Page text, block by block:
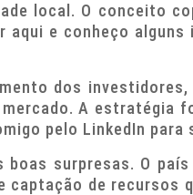
local. O conceito
e conheço
dos
A estratégia
pelo LinkedIn para
surpresas. O
de recursos